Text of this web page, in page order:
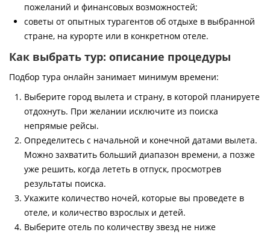
пожеланий и финансовых возможностей;
советы от опытных турагентов об отдыхе в выбранной
стране, на курорте или в конкретном отеле.
Как выбрать тур: описание процедуры
Подбор тура онлайн занимает минимум времени:
Выберите город вылета и страну, в которой планируете
отдохнуть. При желании исключите из поиска
непрямые рейсы.
Определитесь с начальной и конечной датами вылета.
Можно захватить больший диапазон времени, а позже
уже решить, когда лететь в отпуск, просмотрев
результаты поиска.
Укажите количество ночей, которые вы проведете в
отеле, и количество взрослых и детей.
Выберите отель по количеству звезд не ниже